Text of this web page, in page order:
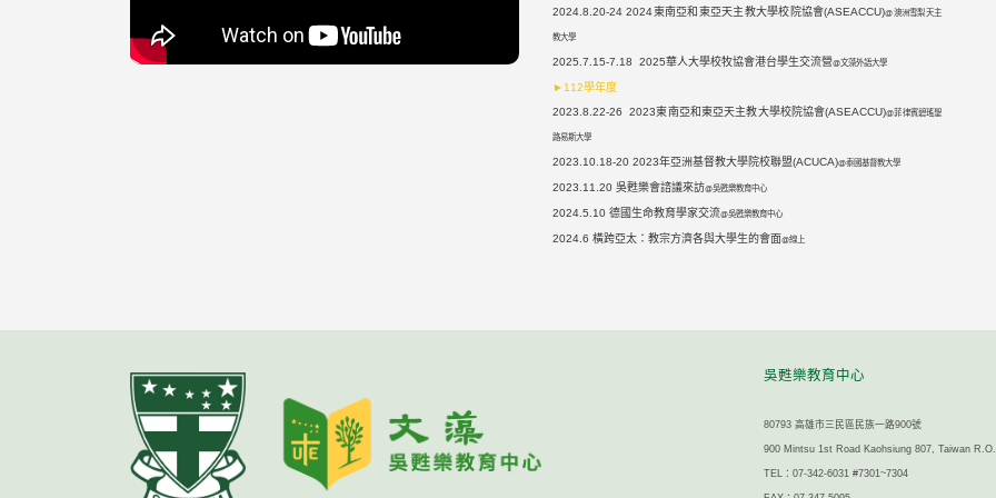
2024.8.20-24 2024東南亞和東亞天主教大學校院協會(ASEACCU)@澳洲雪梨天主
教大學
2025.7.15-7.18 2025華人大學校牧協會港台學生交流營@文藻外語大學
►112學年度
2023.8.22-26 2023東南亞和東亞天主教大學校院協會(ASEACCU)@菲律賓碧瑤聖
路易斯大學
2023.10.18-20 2023年亞洲基督教大學院校聯盟(ACUCA)@泰國基督教大學
2023.11.20 吳甦樂會諮議來訪@吳甦樂教育中心
2024.5.10 德國生命教育學家交流@吳甦樂教育中心
2024.6 橫跨亞太：教宗方濟各與大學生的會面@線上
吳甦樂教育中心
80793 高雄市三民區民族一路900號
900 Mintsu 1st Road Kaohsiung 807, Taiwan
TEL：07-342-6031 #7301~7304